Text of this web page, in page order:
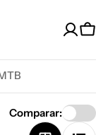
Comparar: